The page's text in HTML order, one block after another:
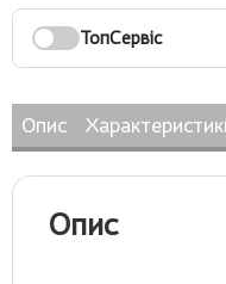
ТопСервіс
Опис
Опис